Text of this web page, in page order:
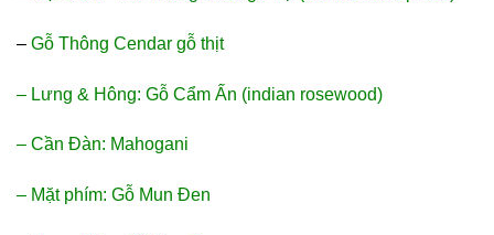
– Gỗ Thông Cendar gỗ thịt
– Lưng & Hông: Gỗ Cẩm Ấn (indian rosewood)
– Cần Đàn: Mahogani
– Mặt phím: Gỗ Mun Đen